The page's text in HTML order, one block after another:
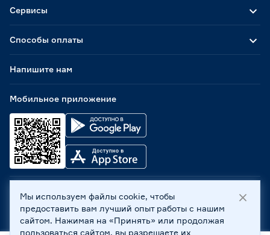
Способы оплаты
Мобильное приложение
Сервисы
Напишите нам
ООО «Бауцентр Рус» 2004 -2026, 236029, г. Калининград,
ул. А.Невского, 205. ИНН 7702596813, КПП 390601001 ©
Все права защищены
Мы используем файлы cookie, чтобы
предоставить вам лучший опыт работы с нашим
сайтом. Нажимая на «Принять» или продолжая
пользоваться сайтом, вы разрешаете их